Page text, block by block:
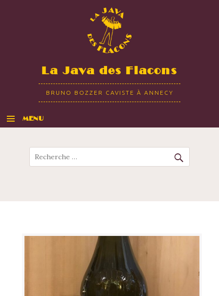
La Java des Flacons
BRUNO BOZZER CAVISTE À ANNECY
MENU
Recherche